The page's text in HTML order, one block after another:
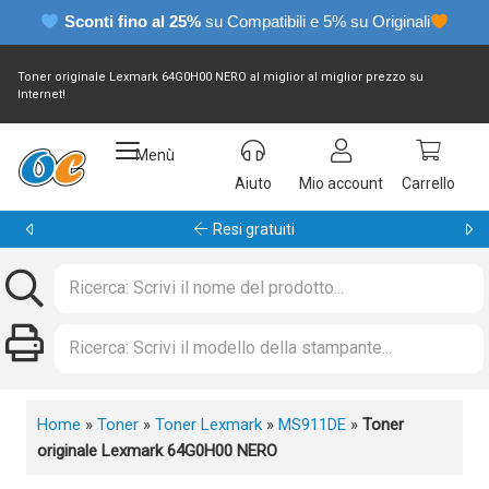
Sconti fino al 25% su Compatibili e 5% su Originali
Toner originale Lexmark 64G0H00 NERO al miglior al miglior prezzo su
Internet!
Menù
Aiuto
Mio account Carrello
Garanzia 24 mesi
Home » Toner » Toner Lexmark » MS911DE » Toner
originale Lexmark 64G0H00 NERO